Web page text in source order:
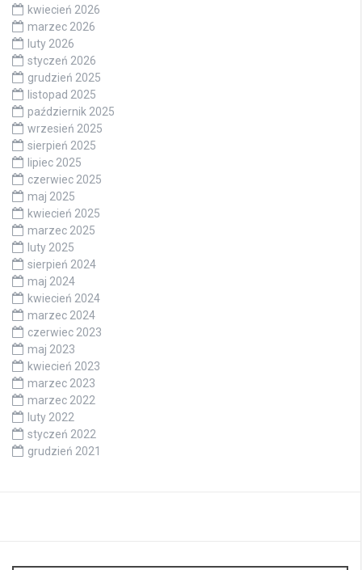
kwiecień 2026
marzec 2026
luty 2026
styczeń 2026
grudzień 2025
listopad 2025
październik 2025
wrzesień 2025
sierpień 2025
lipiec 2025
czerwiec 2025
maj 2025
kwiecień 2025
marzec 2025
luty 2025
sierpień 2024
maj 2024
kwiecień 2024
marzec 2024
czerwiec 2023
maj 2023
kwiecień 2023
marzec 2023
marzec 2022
luty 2022
styczeń 2022
grudzień 2021